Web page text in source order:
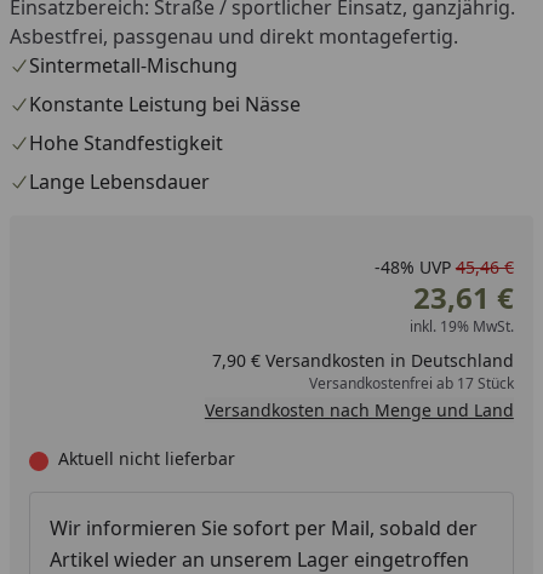
Einsatzbereich: Straße / sportlicher Einsatz, ganzjährig.
Asbestfrei, passgenau und direkt montagefertig.
Sintermetall-Mischung
Konstante Leistung bei Nässe
Hohe Standfestigkeit
Lange Lebensdauer
-48% UVP 45,46 €
23,61 €
inkl. 19% MwSt.
7,90 € Versandkosten in Deutschland
Versandkostenfrei ab 17 Stück
Versandkosten nach Menge und Land
Aktuell nicht lieferbar
Wir informieren Sie sofort per Mail, sobald der
Artikel wieder an unserem Lager eingetroffen